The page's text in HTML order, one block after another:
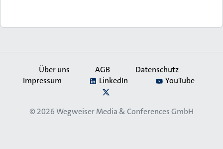
Secondary
Über uns AGB
Datenschutz
Impressum
LinkedIn
YouTube
© 2026Wegweiser Media & Conferences GmbH